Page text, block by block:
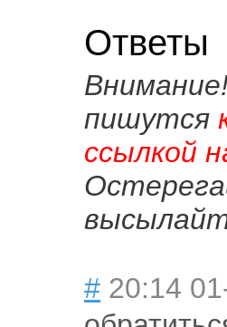
Ответы
пишутся
ссылкой
# 20:14